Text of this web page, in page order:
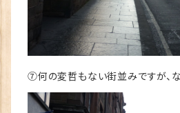
⑦何の変哲もない街並みですが、な